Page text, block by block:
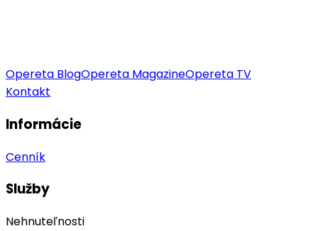
Opereta BlogOpereta MagazineOpereta TV
Kontakt
Informácie
Cenník
Služby
Nehnuteľnosti